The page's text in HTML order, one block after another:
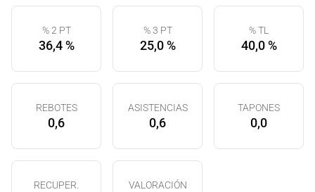
% 2 PT
36,4 %
% 3 PT
25,0 %
% TL
40,0 %
REBOTES
0,6
ASISTENCIAS
0,6
TAPONES
0,0
RECUPER. VALORACIÓN